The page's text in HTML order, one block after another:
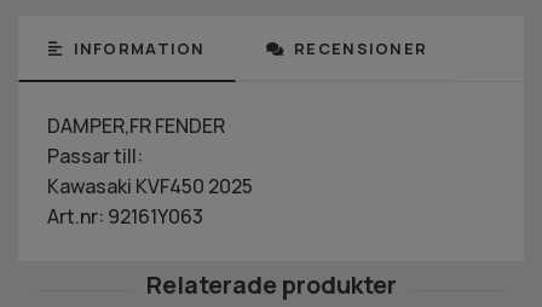
INFORMATION RECENSIONER
DAMPER,FR FENDER
Passar till:
Kawasaki KVF450 2025
Art.nr: 92161Y063